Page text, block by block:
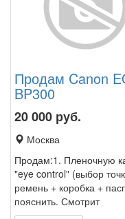
Продам Canon
BP300
20 000 руб.
Москва
Продам:1. Пленочную
"eye control" (выбор
ремень + коробка +
пояснить. Смотрит